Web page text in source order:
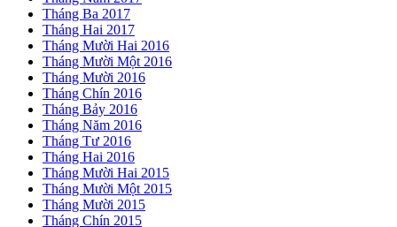
Tháng Ba 2017
Tháng Hai 2017
Tháng Mười Hai 2016
Tháng Mười Một 2016
Tháng Mười 2016
Tháng Chín 2016
Tháng Bảy 2016
Tháng Năm 2016
Tháng Tư 2016
Tháng Hai 2016
Tháng Mười Hai 2015
Tháng Mười Một 2015
Tháng Mười 2015
Tháng Chín 2015